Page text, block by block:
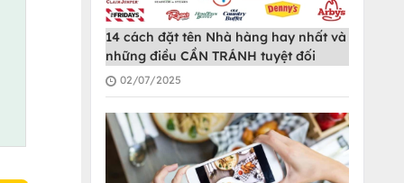
14 cách đặt tên Nhà hàng hay nhất và
những điều CẦN TRÁNH tuyệt đối
02/07/2025